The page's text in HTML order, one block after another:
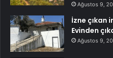
Ağustos 9,
İzne çıkan
Evinden
Ağustos 9,